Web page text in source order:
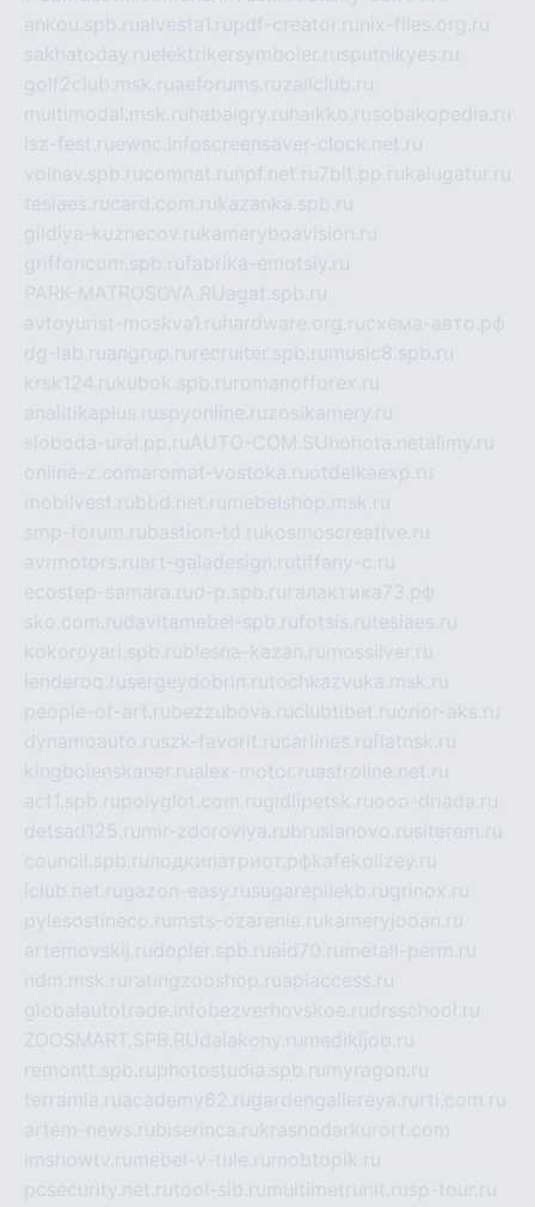
ankou.spb.rualvesta1.rupdf-creator.ru nix-files.org.ru
sakhatoday.ruelektrikersymboler.rusputnikyes.ru
golf2club.msk.ruaeforums.ruzallclub.ru
multimodal.msk.ru habaigry.ru haikko.rusobakopedia.ru
isz-fest.ruewnc.infoscreensaver-clock.net.ru
volnav.spb.rucomnat.ru npf.net.ru 7bit.pp.rukalugatur.ru
tesiaes.rucard.com.rukazanka.spb.ru
gildiya-kuznecov.rukameryboavision.ru
griffoncom.spb.rufabrika-emotsiy.ru
PARK-MATROSOVA.RUagat.spb.ru
avtoyurist-moskva1.ru hardware.org.ruсхема-авто.рф
dg-lab.ruangrup.ru recruiter.spb.ru music8.spb.ru
krsk124.rukubok.spb.ru romanofforex.ru
analitikaplus.ruspyonline.ruzosikamery.ru
sloboda-ural.pp.ruAUTO-COM.SU hohota.net alimy.ru
online-z.comaromat-vostoka.ruotdelkaexp.ru
mobilvest.rubbd.net.ru mebelshop.msk.ru
smp-forum.rubastion-td.rukosmoscreative.ru
avrmotors.ruart-galadesign.rutiffany-c.ru
ecostep-samara.rud-p.spb.ru галактика73.рф
sko.com.rudavitamebel-spb.rufotsis.rutesiaes.ru
kokoroyari.spb.rublesna-kazan.ru mossilver.ru
lenderoq.rusergeydobrin.rutochkazvuka.msk.ru
people-of-art.rubezzubova.ruclubtibet.ruorior-aks.ru
dynamoauto.ruszk-favorit.rucarlines.ruflatnsk.ru
kingbolenskaner.rualex-motor.ruastroline.net.ru
act1.spb.rupolyglot.com.rugidlipetsk.ruooo-driada.ru
detsad125.ru mir-zdoroviya.rubruslanovo.rusiterem.ru
council.spb.ruлодкипатриот.рфkafekolizey.ru
iclub.net.rugazon-easy.rusugarepilekb.rugrinox.ru
pylesostineco.ru msts-ozarenie.rukameryjooan.ru
artemovskij.rudopler.spb.ruaid70.ru metall-perm.ru
ndm.msk.ru ratingzooshop.ruapiaccess.ru
globalautotrade.info bezverhovskoe.rudrsschool.ru
ZOOSMART.SPB.RUdalakony.ru medikijob.ru
remontt.spb.ruphotostudia.spb.ru myragon.ru
terramia.ruacademy62.rugardengallereya.ru rti.com.ru
artem-news.rubiserinca.rukrasnodarkurort.com
imshowtv.ru mebel-v-tule.ru mobtopik.ru
pcsecurity.net.rutool-sib.ru multimetrunit.rusp-tour.ru